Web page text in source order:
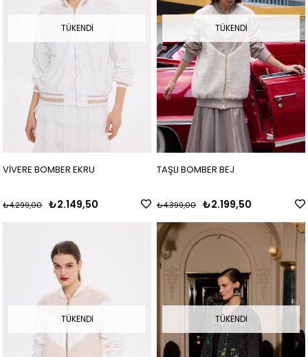
TÜKENDI
VİVERE BOMBER EKRU
₺2.149,50
₺4.299,00
TÜKENDI
TAŞLI BOMBER BEJ
₺2.199,50
₺4.399,00
TÜKENDI TÜKENDI